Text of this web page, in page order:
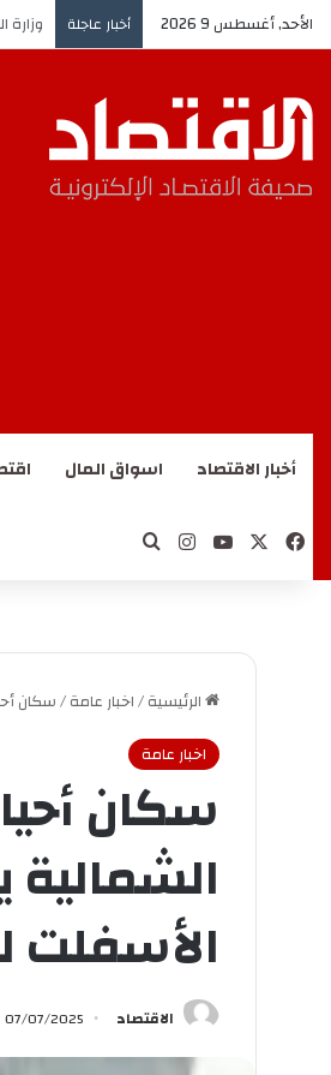
الأحد, أغسطس 9 2026 أخبار عاجلة وزارة
أخبار الاقتصاد اسواق المال
فيسبوك ‫YouTubeانستقرام
الرئيسية/اخبار عامة/سكان
اخبار عامة
سكان
الأسفلت
الاقتصاد 07/07/2025